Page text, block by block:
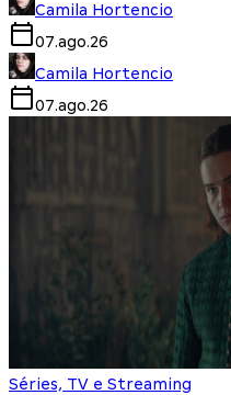
Camila Hortencio
07.ago.26
Camila Hortencio
07.ago.26
Séries, TV e Streaming